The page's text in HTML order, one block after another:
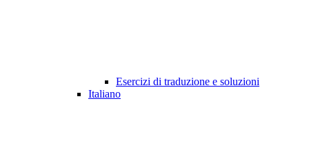
Esercizi di traduzione e soluzioni
Italiano